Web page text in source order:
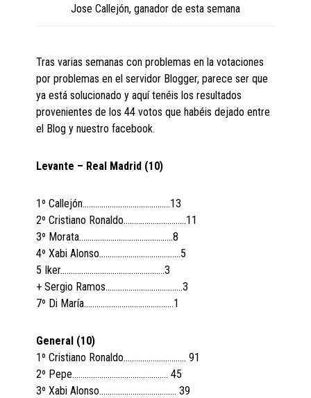
Jose Callejón, ganador de esta semana
Tras varias semanas con problemas en la votaciones
por problemas en el servidor Blogger, parece ser que
ya está solucionado y aquí tenéis los resultados
provenientes de los 44 votos que habéis dejado entre
el Blog y nuestro facebook.
Levante – Real Madrid (10)
1º Callejón……………………………………13
2º Cristiano Ronaldo…….…………………..11
3º Morata………………………………………8
4º Xabi Alonso…………………………………5
5 Iker…………………………………………..3
+ Sergio Ramos……………………………….3
7º Di María…………………………………….1
General (10)
1º Cristiano Ronaldo……..…………………. 91
2º Pepe………….………….…..…………… 45
3º Xabi Alonso….……………….…….……. 39